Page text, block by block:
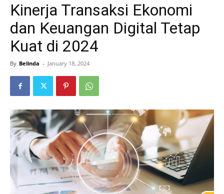
Kinerja Transaksi Ekonomi
dan Keuangan Digital Tetap
Kuat di 2024
By Belinda - January 18, 2024